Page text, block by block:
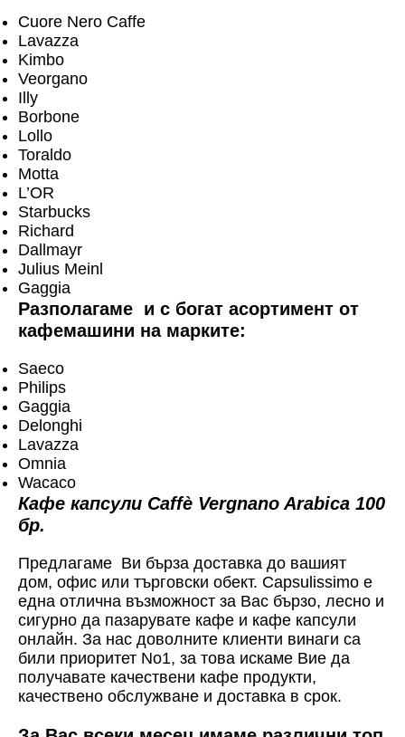
Cuore Nero Caffe
Lavazza
Kimbo
Veorgano
Illy
Borbone
Lollo
Toraldo
Motta
L’OR
Starbucks
Richard
Dallmayr
Julius Meinl
Gaggia
Разполагаме и с богат асортимент от
кафемашини на марките:
Saeco
Philips
Gaggia
Delonghi
Lavazza
Omnia
Wacaco
Кафе капсули Caffè Vergnano Arabica 100
бр.
Предлагаме Ви бърза доставка до вашият
дом, офис или търговски обект. Capsulissimo е
една отлична възможност за Вас бързо, лесно и
сигурно да пазарувате кафе и кафе капсули
онлайн. За нас доволните клиенти винаги са
били приоритет No1, за това искаме Вие да
получавате качествени кафе продукти,
качествено обслужване и доставка в срок.